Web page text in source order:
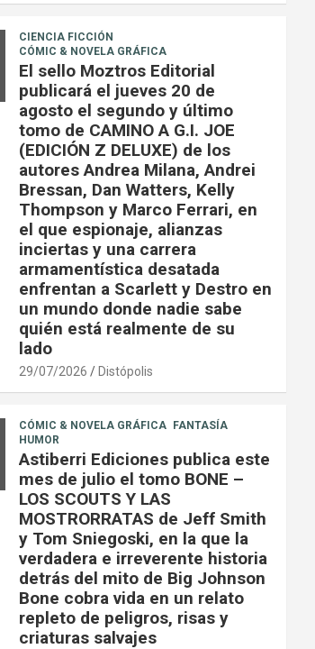
CIENCIA FICCIÓN
CÓMIC & NOVELA GRÁFICA
El sello Moztros Editorial
publicará el jueves 20 de
agosto el segundo y último
tomo de CAMINO A G.I. JOE
(EDICIÓN Z DELUXE) de los
autores Andrea Milana, Andrei
Bressan, Dan Watters, Kelly
Thompson y Marco Ferrari, en
el que espionaje, alianzas
inciertas y una carrera
armamentística desatada
enfrentan a Scarlett y Destro en
un mundo donde nadie sabe
quién está realmente de su
lado
29/07/2026 Distópolis
CÓMIC & NOVELA GRÁFICA FANTASÍA
HUMOR
Astiberri Ediciones publica este
mes de julio el tomo BONE –
LOS SCOUTS Y LAS
MOSTRORRATAS de Jeff Smith
y Tom Sniegoski, en la que la
verdadera e irreverente historia
detrás del mito de Big Johnson
Bone cobra vida en un relato
repleto de peligros, risas y
criaturas salvajes